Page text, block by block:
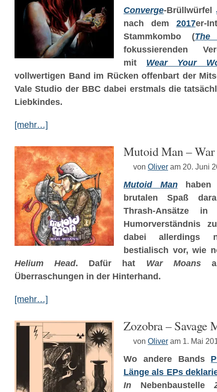
Converge-Brüllwürfel
nach dem 2017er-
Stammkombo (
fokussierenden
mit Wear Your
vollwertigen Band im Rücken offenbart der
Vale Studio der BBC dabei erstmals die
Liebkindes.
[mehr…]
Mutoid Man –
von Oliver am 20. Juni
Mutoid Manhaben
brutalen Spaß
Thrash-Ansätze
Humorverständnis
dabei allerdings
bestialisch vor, wie
Helium Head. Dafür hat War Moans
Überraschungen in der Hinterhand.
[mehr…]
Zozobra – Savage
von Oliver am 1. Mai
Wo andere Bands
Länge als EPs
In Nebenbaustelle